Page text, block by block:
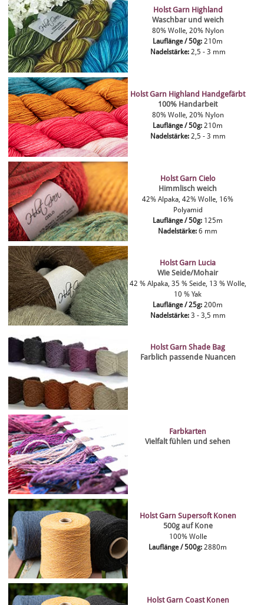
Holst Garn Highland
Waschbar und weich
80% Wolle, 20% Nylon
Lauflänge / 50g:210m
Nadelstärke: 2,5 - 3 mm
Holst Garn Highland Handgefärbt
100% Handarbeit
80% Wolle, 20% Nylon
Lauflänge / 50g:210m
Nadelstärke: 2,5 - 3 mm
Holst Garn Cielo
Himmlisch weich
42% Alpaka, 42% Wolle, 16%
Polyamid
Lauflänge / 50g: 125m
Nadelstärke:6 mm
Holst Garn Lucia
Wie Seide/Mohair
42 % Alpaka, 35 % Seide, 13 % Wolle,
10 % Yak
Lauflänge / 25g:200m
Nadelstärke: 3 - 3,5 mm
Holst Garn Shade Bag
Farblich passende Nuancen
Farbkarten
Vielfalt fühlen und sehen
Holst Garn Supersoft Konen
500g auf Kone
100% Wolle
Lauflänge / 500g:2880m
Holst Garn Coast Konen